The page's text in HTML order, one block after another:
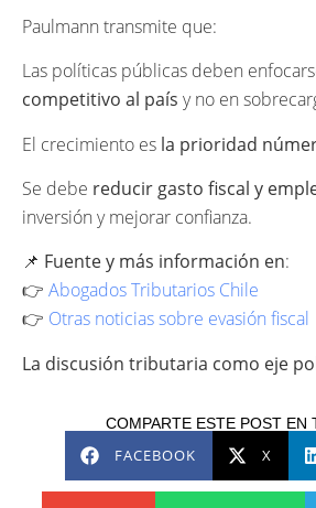
Paulmann transmite que:
Las políticas públicas deben
competitivo al país y no en
El crecimiento es la prioridad
Se debe reducir gasto fiscal y
inversión y mejorar confianza.
📌 Fuente y más información en:
👉 Abogados Tributarios Chile
👉 Otras noticias sobre evasión fiscal
La discusión tributaria como eje
COMPARTE ESTE POST EN
FACEBOOK X